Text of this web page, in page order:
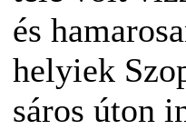
és
helyiek
sáros úton